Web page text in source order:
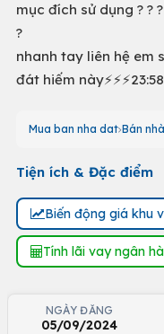
mục đích sử dụng ? ?
?
nhanh tay liên hệ em
đát hiếm
Mua ban nha dat Bán
Tiện ích & Đặc điểm
Biến động giá khu
Tính lãi vay ngân
NGÀY ĐĂNG
05/09/2024